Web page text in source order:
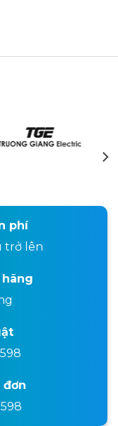
phí
trở lên
hãng
đơn